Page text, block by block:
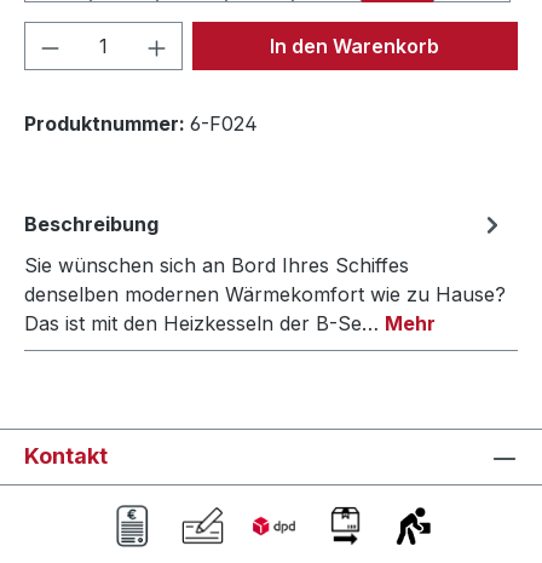
Produkt Anzahl: Gib denIn den Warenkorb
Produktnummer: 6-F024
Beschreibung
Sie wünschen sich an Bord Ihres Schiffes
denselben modernen Wärmekomfort wie zu Hause?
Das ist mit den Heizkesseln der B-Se… Mehr
Kontakt